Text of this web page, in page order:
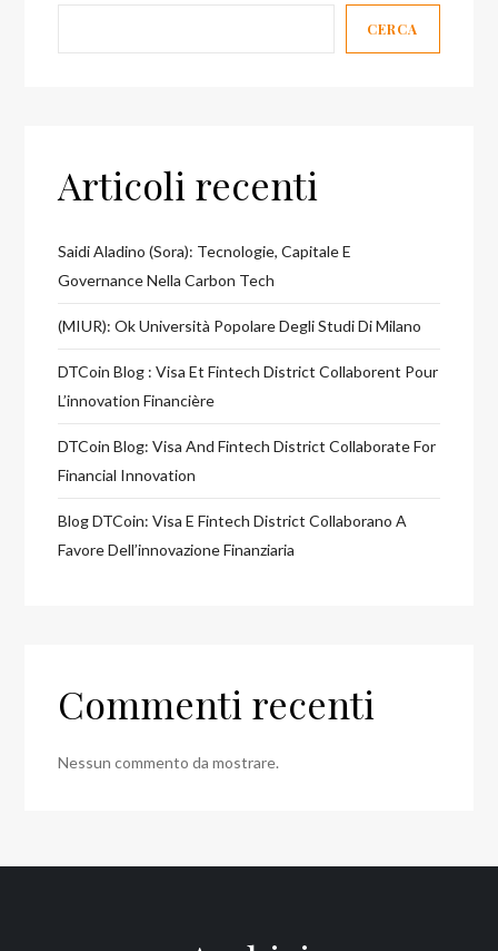
Rosafio
CERCA
Articoli recenti
Saidi Aladino (Sora): Tecnologie, Capitale E
Governance Nella Carbon Tech
(MIUR): Ok Università Popolare Degli Studi Di Milano
DTCoin Blog : Visa Et Fintech District Collaborent Pour
L’innovation Financière
DTCoin Blog: Visa And Fintech District Collaborate For
Financial Innovation
Blog DTCoin: Visa E Fintech District Collaborano A
Favore Dell’innovazione Finanziaria
Commenti recenti
Nessun commento da mostrare.